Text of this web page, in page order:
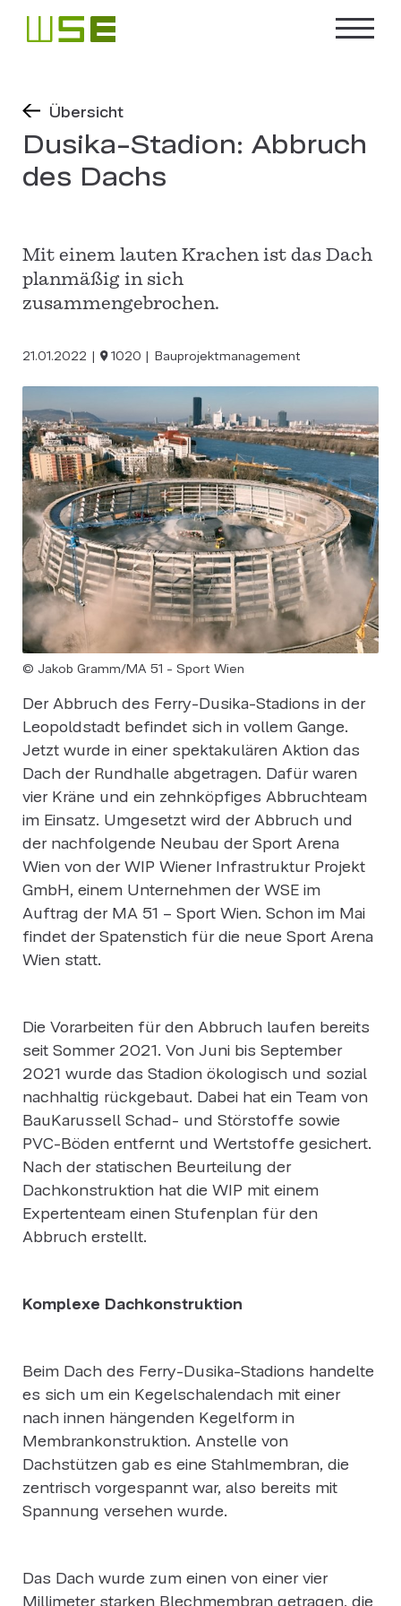
Übersicht
Dusika-Stadion: Abbruch
des Dachs
Mit einem lauten Krachen ist das Dach
planmäßig in sich
zusammengebrochen.
21.01.2022 1020 Bauprojektmanagement
© Jakob Gramm/MA 51 - Sport Wien
Der Abbruch des Ferry-Dusika-Stadions in der
Leopoldstadt befindet sich in vollem Gange.
Jetzt wurde in einer spektakulären Aktion das
Dach der Rundhalle abgetragen. Dafür waren
vier Kräne und ein zehnköpfiges Abbruchteam
im Einsatz. Umgesetzt wird der Abbruch und
der nachfolgende Neubau der Sport Arena
Wien von der WIP Wiener Infrastruktur Projekt
GmbH, einem Unternehmen der WSE im
Auftrag der MA 51 – Sport Wien. Schon im Mai
findet der Spatenstich für die neue Sport Arena
Wien statt.
Die Vorarbeiten für den Abbruch laufen bereits
seit Sommer 2021. Von Juni bis September
2021 wurde das Stadion ökologisch und sozial
nachhaltig rückgebaut. Dabei hat ein Team von
BauKarussell Schad- und Störstoffe sowie
PVC-Böden entfernt und Wertstoffe gesichert.
Nach der statischen Beurteilung der
Dachkonstruktion hat die WIP mit einem
Expertenteam einen Stufenplan für den
Abbruch erstellt.
Komplexe Dachkonstruktion
Beim Dach des Ferry-Dusika-Stadions handelte
es sich um ein Kegelschalendach mit einer
nach innen hängenden Kegelform in
Membrankonstruktion. Anstelle von
Dachstützen gab es eine Stahlmembran, die
zentrisch vorgespannt war, also bereits mit
Spannung versehen wurde.
Das Dach wurde zum einen von einer vier
Millimeter starken Blechmembran getragen, die